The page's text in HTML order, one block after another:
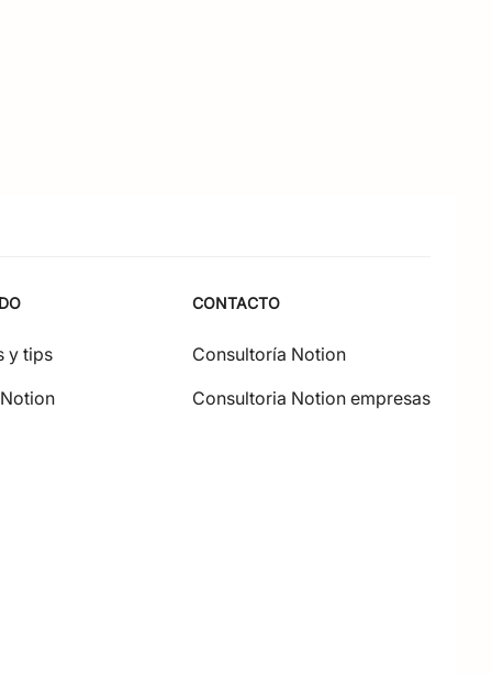
y tips
CONTACTO
Consultoría Notion
Consultoria Notion empresas